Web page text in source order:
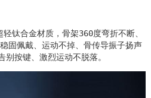
钛合金材质，骨架360度弯折不断、
固佩戴、运动不掉、骨传导振子扬声
按键、激烈运动不脱落。